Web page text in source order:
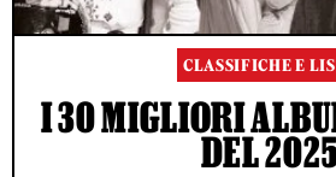
CLASSIFICHE E
I 30 MIGLIORI
DEL